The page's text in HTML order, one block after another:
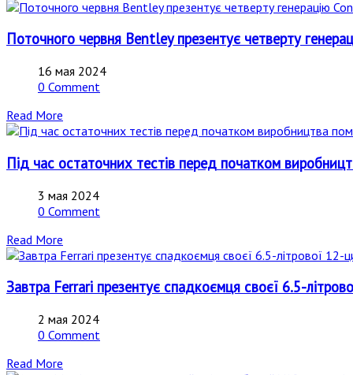
Поточного червня Bentley презентує четверту
16 мая 2024
0 Comment
Read More
Під час остаточних тестів перед початком
3 мая 2024
0 Comment
Read More
Завтра Ferrari презентує спадкоємця своєї 6.5-
2 мая 2024
0 Comment
Read More